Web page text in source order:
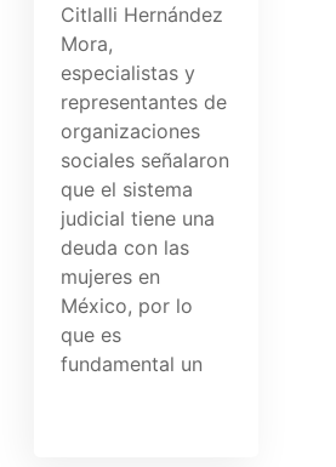
Citlalli Hernández
Mora,
especialistas y
representantes de
organizaciones
sociales señalaron
que el sistema
judicial tiene una
deuda con las
mujeres en
México, por lo
que es
fundamental un